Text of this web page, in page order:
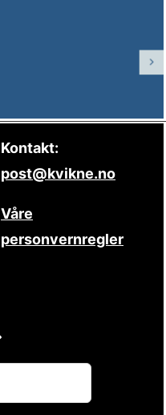
Kontakt:
post@kvikne.no
Våre
personvernregler